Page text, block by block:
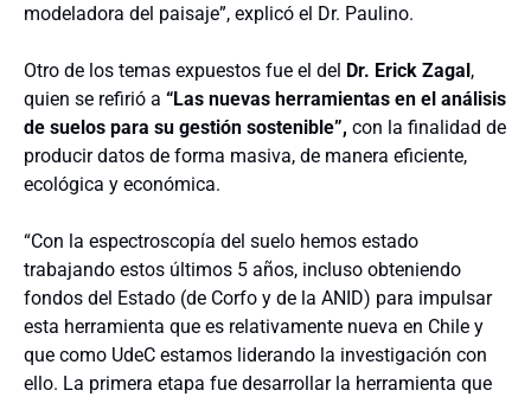
modeladora del paisaje”, explicó el Dr. Paulino.
Otro de los temas expuestos fue el del Dr. Erick Zagal,
quien se refirió a “Las nuevas herramientas en el análisis
de suelos para su gestión sostenible”, con la finalidad de
producir datos de forma masiva, de manera eficiente,
ecológica y económica.
“Con la espectroscopía del suelo hemos estado
trabajando estos últimos 5 años, incluso obteniendo
fondos del Estado (de Corfo y de la ANID) para impulsar
esta herramienta que es relativamente nueva en Chile y
que como UdeC estamos liderando la investigación con
ello. La primera etapa fue desarrollar la herramienta que